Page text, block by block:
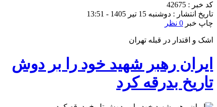
کد خبر : 42675
تاریخ انتشار : دوشنبه 15 تیر 1405 - 13:51
چاپ خبر 0 نظر
اشک و اقتدار در قبله تهران
ایران رهبر شهید خود را بر دوش
تاریخ بدرقه کرد